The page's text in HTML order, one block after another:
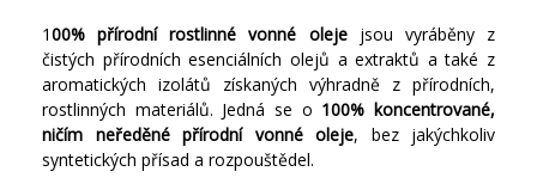
100% přírodní rostlinné vonné olejejsou vyráběny z
čistých přírodních esenciálních olejů a extraktů a také z
aromatických izolátů získaných výhradně z přírodních,
rostlinných materiálů. Jedná se o 100% koncentrované,
ničím neředěné přírodní vonné oleje, bez jakýchkoliv
syntetických přísad a rozpouštědel.